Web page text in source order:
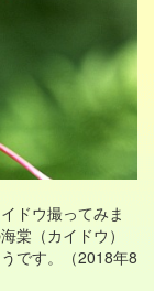
ドウ撮ってみま
棠（カイドウ）
です。（2018年8